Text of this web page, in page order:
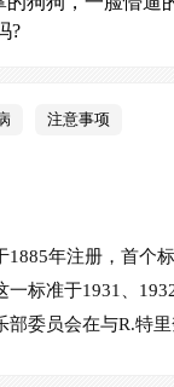
?
狗狗的智商相当于6-7岁
注意事项
年注册，首个
标准于1931、
委员会在与R.特